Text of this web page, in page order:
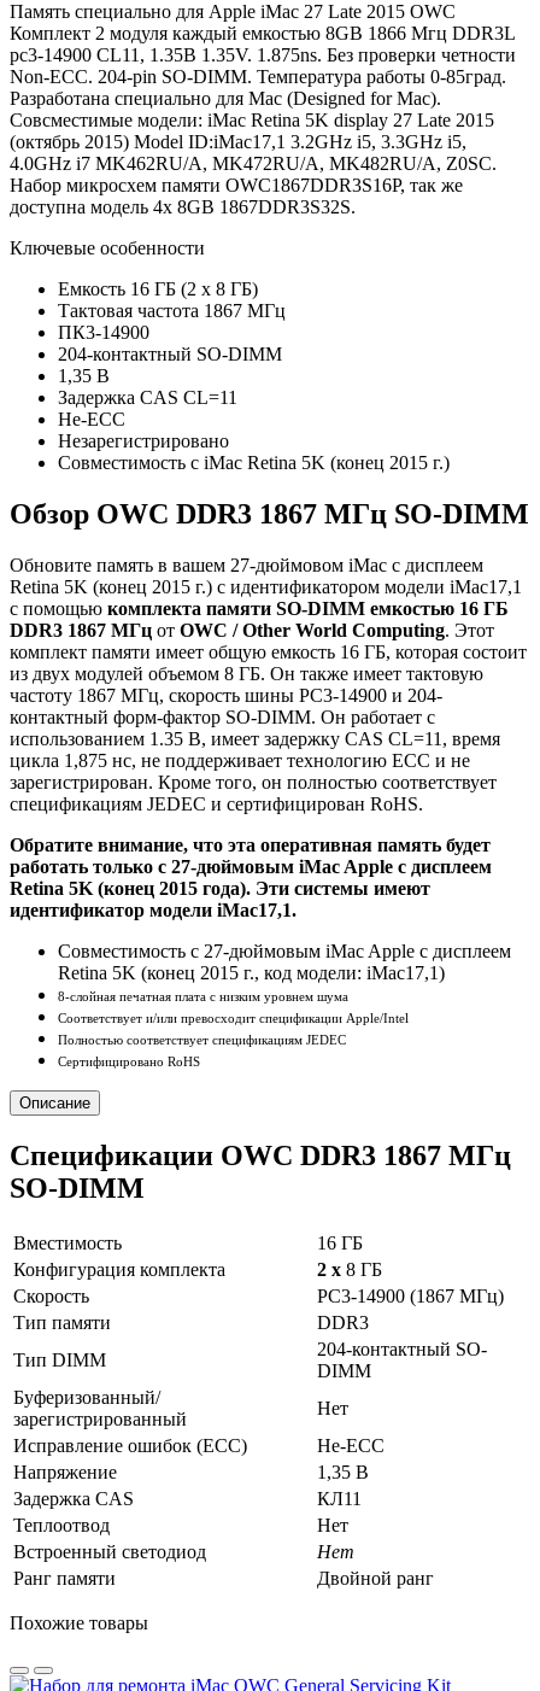
Память специально для Apple iMac 27 Late 2015 OWC
Комплект 2 модуля каждый емкостью 8GB 1866 Мгц DDR3L
pc3-14900 CL11, 1.35В 1.35V. 1.875ns. Без проверки четности
Non-ECC. 204-pin SO-DIMM. Температура работы 0-85град.
Разработана специально для Mac (Designed for Mac).
Совсместимые модели: iMac Retina 5K display 27 Late 2015
(октябрь 2015) Model ID:iMac17,1 3.2GHz i5, 3.3GHz i5,
4.0GHz i7 MK462RU/A, MK472RU/A, MK482RU/A, Z0SC.
Набор микросхем памяти OWC1867DDR3S16P, так же
доступна модель 4x 8GB 1867DDR3S32S.
Ключевые особенности
Емкость 16 ГБ (2 x 8 ГБ)
Тактовая частота 1867 МГц
ПК3-14900
204-контактный SO-DIMM
1,35 В
Задержка CAS CL=11
Не-ECC
Незарегистрировано
Совместимость с iMac Retina 5K (конец 2015 г.)
Обзор OWC DDR3 1867 МГц SO-DIMM
Обновите память в вашем 27-дюймовом iMac с дисплеем
Retina 5K (конец 2015 г.) с идентификатором модели iMac17,1
с помощью комплекта памяти SO-DIMM емкостью 16 ГБ
DDR3 1867 МГц от OWC / Other World Computing. Этот
комплект памяти имеет общую емкость 16 ГБ, которая состоит
из двух модулей объемом 8 ГБ. Он также имеет тактовую
частоту 1867 МГц, скорость шины PC3-14900 и 204-
контактный форм-фактор SO-DIMM. Он работает с
использованием 1.35 В, имеет задержку CAS CL=11, время
цикла 1,875 нс, не поддерживает технологию ECC и не
зарегистрирован. Кроме того, он полностью соответствует
спецификациям JEDEC и сертифицирован RoHS.
Обратите внимание, что эта оперативная память будет
работать только с 27-дюймовым iMac Apple с дисплеем
Retina 5K (конец 2015 года). Эти системы имеют
идентификатор модели iMac17,1.
Совместимость с 27-дюймовым iMac Apple с дисплеем
Retina 5K (конец 2015 г., код модели: iMac17,1)
8-слойная печатная плата с низким уровнем шума
Соответствует и/или превосходит спецификации Apple/Intel
Полностью соответствует спецификациям JEDEC
Сертифицировано RoHS
Описание
Спецификации OWC DDR3 1867 МГц
SO-DIMM
Вместимость
16 ГБ
Конфигурация комплекта
2 x 8 ГБ
Скорость
PC3-14900 (1867 МГц)
Тип памяти
DDR3
Тип DIMM
204-контактный SO-
DIMM
Буферизованный/
зарегистрированный
Нет
Исправление ошибок (ECC)
Не-ECC
Напряжение
1,35 В
Задержка CAS
КЛ11
Теплоотвод
Нет
Встроенный светодиод
Нет
Ранг памяти
Двойной ранг
Похожие товары